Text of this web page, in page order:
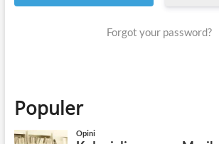
Forgot your password?
Populer